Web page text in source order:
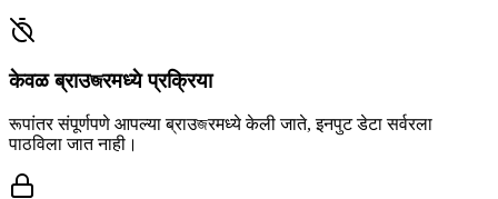
केवळ ब्राउজरमध्ये प्रक्रिया
रूपांतर संपूर्णपणे आपल्या ब्राउজरमध्ये केली जाते, इनपुट डेटा सर्वरला
पाठविला जात नाही।